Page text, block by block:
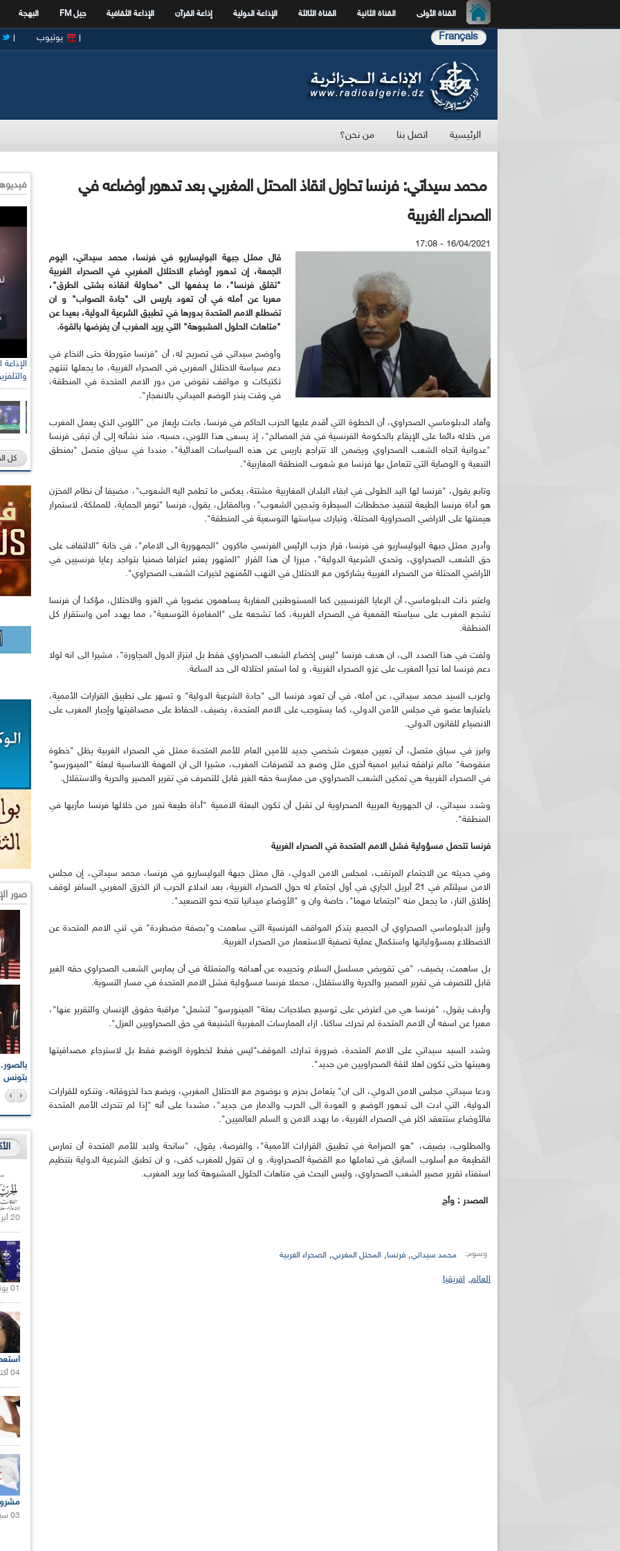
القناة الأولى القناة الثانية القناة الثالثة الإذاعة الدولية إذاعة القرآن الإذاعة الثقافية جيل FM البهجة
Français يوتيوب
الرئيسية اتصل بنا من نحن؟
محمد سيداتي: فرنسا تحاول انقاذ المحتل المغربي بعد تدهور أوضاعه في
الصحراء الغربية
16/04/2021 - 17:08
قال ممثل جبهة البوليساريو في فرنسا، محمد سيداتي، اليوم
الجمعة، إن تدهور أوضاع الاحتلال المغربي في الصحراء الغربية
"تقلق فرنسا"، ما يدفعها الى "محاولة انقاذه بشتى الطرق"،
معربا عن أمله في أن تعود باريس الى "جادة الصواب" و ان
تضطلع الامم المتحدة بدورها في تطبيق الشرعية الدولية، بعيدا عن
"متاهات الحلول المشبوهة" التي يريد المغرب أن يفرضها بالقوة.
وأوضح سيداتي في تصريح له، أن "فرنسا متورطة حتى النخاع في
دعم سياسة الاحتلال المغربي في الصحراء الغربية، ما يجعلها تنتهج
تكتيكات و مواقف تقوض من دور الامم المتحدة في المنطقة،
في وقت ينذر الوضع الميداني بالانفجار".
وأفاد الدبلوماسي الصحراوي، أن الخطوة التي أقدم عليها الحزب الحاكم في فرنسا، جاءت بإيعاز من "اللوبي الذي يعمل المغرب
من خلاله دائما على الإيقاع بالحكومة الفرنسية في فخ المصالح"، إذ يسعى هذا اللوبي، حسبه، منذ نشأته إلى أن تبقى فرنسا
"عدوانية اتجاه الشعب الصحراوي ويضمن الا تتراجع باريس عن هذه السياسات العدائية"، منددا في سياق متصل "بمنطق
التبعية و الوصاية التي تتعامل بها فرنسا مع شعوب المنطقة المغاربية".
وتابع يقول، "فرنسا لها اليد الطولى في ابقاء البلدان المغاربية مشتتة، بعكس ما تطمح اليه الشعوب"، مضيفا أن نظام المخزن
هو أداة فرنسا الطيعة لتنفيذ مخططات السيطرة وتدجين الشعوب"، وبالمقابل، يقول، فرنسا "توفر الحماية، للمملكة، لاستمرار
هيمنتها على الاراضي الصحراوية المحتلة، وتبارك سياستها التوسعية في المنطقة".
وأدرج ممثل جبهة البوليساريو في فرنسا، قرار حزب الرئيس الفرنسي ماكرون "الجمهورية الى الامام"، في خانة "الالتفاف على
حق الشعب الصحراوي، وتحدي الشرعية الدولية"، مبرزا أن هذا القرار "المتهور يعتبر اعترافا ضمنيا بتواجد رعايا فرنسيين في
الأراضي المحتلة من الصحراء الغربية يشاركون مع الاحتلال في النهب المُمنهج لخيرات الشعب الصحراوي".
واعتبر ذات الدبلوماسي، أن الرعايا الفرنسيين كما المستوطنين المغاربة يساهمون عضويا في الغزو والاحتلال، مؤكدا أن فرنسا
تشجع المغرب على سياسته القمعية في الصحراء الغربية، كما تشجعه على "المغامرة التوسعية"، مما يهدد أمن واستقرار كل
المنطقة.
ولفت في هذا الصدد الى، ان هدف فرنسا "ليس إخضاع الشعب الصحراوي فقط بل ابتزاز الدول المجاورة"، مشيرا الى انه لولا
دعم فرنسا لما تجرأ المغرب على غزو الصحراء الغربية، و لما استمر احتلاله الى حد الساعة.
واعرب السيد محمد سيداتي، عن أمله، في أن تعود فرنسا الى "جادة الشرعية الدولية" و تسهر على تطبيق القرارات الأممية،
باعتبارها عضو في مجلس الأمن الدولي، كما يستوجب على الامم المتحدة، يضيف، الحفاظ على مصداقيتها وإجبار المغرب على
الانصياع للقانون الدولي.
وابرز في سياق متصل، أن تعيين مبعوث شخصي جديد للأمين العام للأمم المتحدة ممثل في الصحراء الغربية يظل "خطوة
منقوصة" مالم ترافقه تدابير اممية أخرى مثل وضع حد لتصرفات المغرب، مشيرا الى ان المهمة الاساسية لبعثة "المينورسو"
في الصحراء الغربية هي تمكين الشعب الصحراوي من ممارسة حقه الغير قابل للتصرف في تقرير المصير والحرية والاستقلال.
وشدد سيداتي، ان الجهورية العربية الصحراوية لن تقبل أن تكون البعثة الاممية "أداة طيعة تمرر من خلالها فرنسا مأربها في
المنطقة".
فرنسا تتحمل مسؤولية فشل الامم المتحدة في الصحراء الغربية
وفي حديثه عن الاجتماع المرتقب، لمجلس الامن الدولي، قال ممثل جبهة البوليساريو في فرنسا، محمد سيداتي، إن مجلس
الامن سيلتئم في 21 أبريل الجاري في أول اجتماع له حول الصحراء الغربية، بعد اندلاع الحرب اثر الخرق المغربي السافر لوقف
إطلاق النار، ما يجعل منه "اجتماعا مهما"، خاصة وان و "الأوضاع ميدانيا تتجه نحو التصعيد".
وأبرز الدبلوماسي الصحراوي أن الجميع يتذكر المواقف الفرنسية التي ساهمت و"بصفة مضطردة" في ثني الامم المتحدة عن
الاضطلاع بمسؤولياتها واستكمال عملية تصفية الاستعمار من الصحراء الغربية.
بل ساهمت، يضيف، "في تقويض مسلسل السلام وتحييده عن أهدافه والمتمثلة في أن يمارس الشعب الصحراوي حقه الغير
قابل للتصرف في تقرير المصير والحرية والاستقلال، محملا فرنسا مسؤولية فشل الامم المتحدة في مسار التسوية.
وأردف يقول، "فرنسا هي من اعترض على توسيع صلاحيات بعثة" المينورسو" لتشمل" مراقبة حقوق الإنسان والتقرير عنها"،
معبرا عن اسفه أن الامم المتحدة لم تحرك ساكنا، ازاء الممارسات المغربية الشنيعة في حق الصحراويين العزل".
وشدد السيد سيداتي على الامم المتحدة، ضرورة تدارك الموقف"ليس فقط لخطورة الوضع فقط بل لاسترجاع مصداقيتها
وهيبتها حتى تكون اهلا لثقة الصحراويين من جديد".
ودعا سيداتي مجلس الامن الدولي، الى ان" يتعامل بحزم و بوضوح مع الاحتلال المغربي، ويضع حدا لخروقاته، وتنكره للقرارات
الدولية، التي ادت الى تدهور الوضع و العودة الى الحرب والدمار من جديد"، مشددا على أنه "إذا لم تتحرك الأمم المتحدة
فالأوضاع ستتعقد اكثر في الصحراء الغربية، ما يهدد الامن و السلم العالميين".
والمطلوب، يضيف، "هو الصرامة في تطبيق القرارات الأممية"، والفرصة، يقول، "سانحة ولابد للأمم المتحدة أن تمارس
القطيعة مع أسلوب السابق في تعاملها مع القضية الصحراوية، و ان تقول للمغرب كفى، و ان تطبق الشرعية الدولية بتنظيم
استفتاء تقرير مصير الشغب الصحراوي، وليس البحث في متاهات الحلول المشبوهة كما يريد المغرب.
المصدر : وأج
وسوم: محمد سيداتي, فرنسا, المحتل المغربي, الصحراء الغربية
العالم, افريقيا
كل
صور
بتونس
بالصور... اللقاء الوطني لمديري الإذاعات الوطنية والجهويةالإذاعة الجزائرية للرياضيين البارالمبيين المتوجين
20 أبريل 2021 |
01 يونيو 2021 |
04 أكتوبر 2020 |
03 سبتمبر 2020 |